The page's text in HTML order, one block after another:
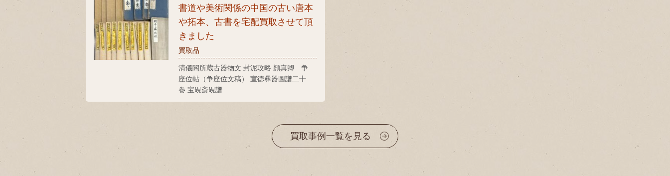
書道や美術関係の中国の古い唐本
や拓本、古書を宅配買取させて頂
きました
買取品
清儀閣所蔵古器物文 封泥攻略 顔真卿 争
座位帖（争座位文稿） 宣徳彝器圖譜二十
巻 宝硯斎硯譜
買取事例一覧を見る